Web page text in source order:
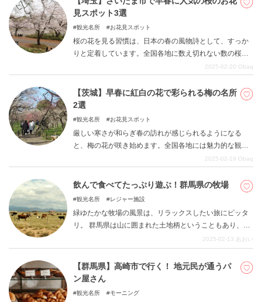
田公園、東京スカイツリー真下の「おしなり公園」をご
紹介します。
見スポット3選
観光名所 お花見スポット
桜の花を見る習慣は、日本の春の風物詩として、すっか
りと定着しています。全国各地に数え切れない数の桜の
名所が点在しています。埼玉県さいたま市にも、数多く
て市民に人気のある大宮公園、岩槻城址公園、与野公園
の3スポットをご紹介します。
2025-02-20 Obaq
【茨城】早春に紅白の花で彩られる梅の名所
2選
観光名所 お花見スポット
厳しい寒さが和らぎ春の訪れが感じられるようになる
と、梅の花が咲き始めます。全国各地には魅力的な観梅
スポットが点在しています。茨城県にも数多くの梅の名
ットをご紹介します。
2025-02-19 Obaq
飲んで食べてたっぷり遊ぶ！群馬県の牧場
観光名所 レジャー施設
緑ゆたかな牧場の風景は、リラックスしたい旅にピッタ
リ。 群馬県は山に囲まれた土地柄ということもあり、牧
場の数が豊富です。 今回は特に、おいしいものやアクテ
ィビティが充実したスポットをまとめてご紹介したいと
思います。 それでは、早速どうぞ。
2025-02-13 あおい
【群馬県】高崎市で行く！ 地元民が通うパ
ン屋さん
観光名所 モーニング